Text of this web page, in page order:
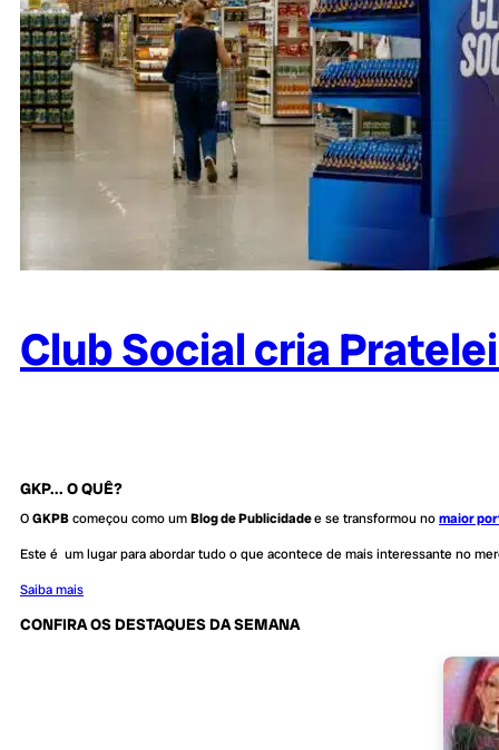
Club Social cria
GKP... O QUÊ?
OGKPBcomeçou como umBlog de Publicidadee se transformou nomaior
Este é um lugar para abordar tudo o que acontece de mais interessante no
Saiba mais
CONFIRA OS DESTAQUES DA SEMANA